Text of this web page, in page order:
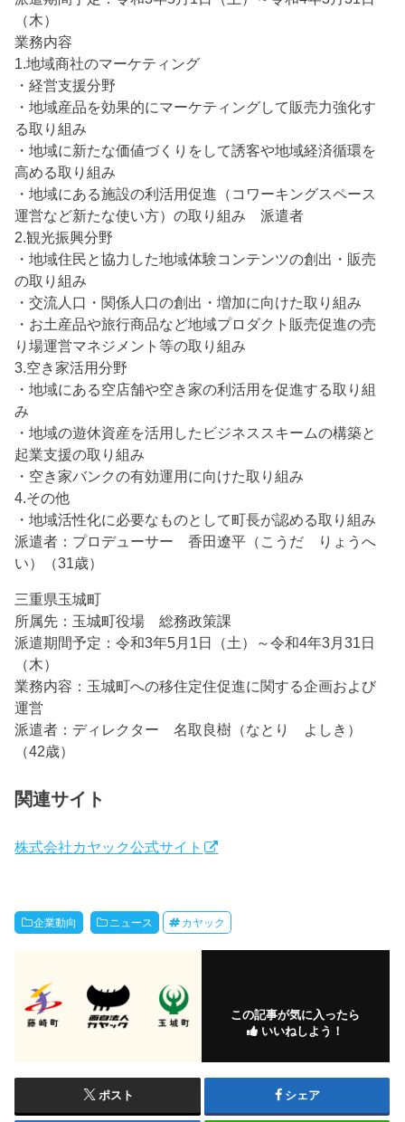
（木）
業務内容
1.地域商社のマーケティング
・経営支援分野
・地域産品を効果的にマーケティングして販売力強化す
る取り組み
・地域に新たな価値づくりをして誘客や地域経済循環を
高める取り組み
・地域にある施設の利活用促進（コワーキングスペース
運営など新たな使い方）の取り組み 派遣者
2.観光振興分野
・地域住民と協力した地域体験コンテンツの創出・販売
の取り組み
・交流人口・関係人口の創出・増加に向けた取り組み
・お土産品や旅行商品など地域プロダクト販売促進の売
り場運営マネジメント等の取り組み
3.空き家活用分野
・地域にある空店舗や空き家の利活用を促進する取り組
み
・地域の遊休資産を活用したビジネススキームの構築と
起業支援の取り組み
・空き家バンクの有効運用に向けた取り組み
4.その他
・地域活性化に必要なものとして町長が認める取り組み
派遣者：プロデューサー 香田遼平（こうだ りょうへ
い）（31歳）
三重県玉城町
所属先：玉城町役場 総務政策課
派遣期間予定：令和3年5月1日（土）～令和4年3月31日
（木）
業務内容：玉城町への移住定住促進に関する企画および
運営
派遣者：ディレクター 名取良樹（なとり よしき）
（42歳）
関連サイト
株式会社カヤック公式サイト
企業動向 ニュース カヤック
この記事が気に入ったら
いいねしよう！
ポスト シェア